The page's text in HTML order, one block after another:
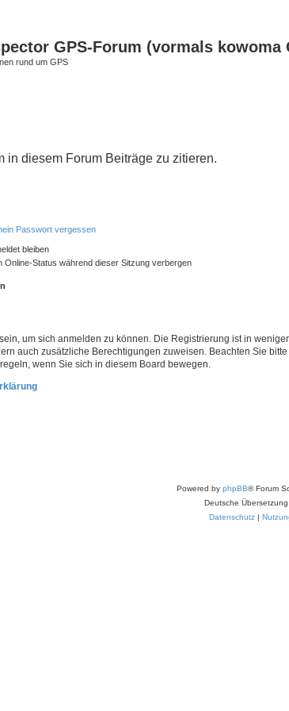
GPS-Forum (vormals kowoma
rund um GPS
in diesem Forum Beiträge zu zitieren.
Passwort vergessen
bleiben
Online-Status während dieser Sitzung verbergen
um sich anmelden zu können. Die Registrierung ist in
auch zusätzliche Berechtigungen zuweisen. Beachten Sie
wenn Sie sich in diesem Board bewegen.
Powered by phpBB® Forum
Deutsche
Datenschutz|